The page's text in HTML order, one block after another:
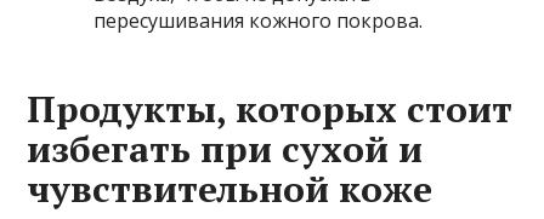
пересушивания кожного покрова.
Продукты, которых стоит
избегать при сухой и
чувствительной коже